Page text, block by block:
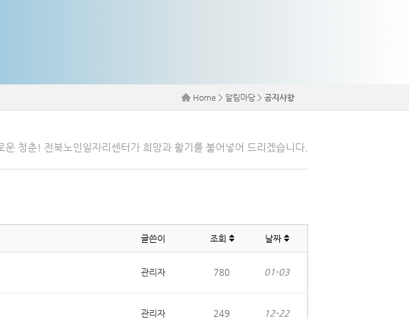
Home > 알림마당 > 공지사항
운 청춘! 전북노인일자리센터가 희망과 활기를 불어넣어 드리겠습니다.
글쓴이 조회 날짜
관리자 780 01-03
관리자 249 12-22